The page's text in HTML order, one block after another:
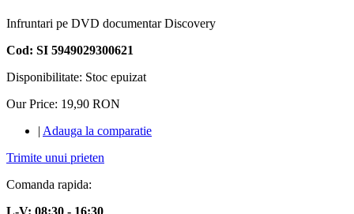
Infruntari pe DVD documentar Discovery
Cod: SI 5949029300621
Disponibilitate: Stoc epuizat
Our Price: 19,90 RON
| Adauga la comparatie
Trimite unui prieten
Comanda rapida:
L-V: 08:30 - 16:30